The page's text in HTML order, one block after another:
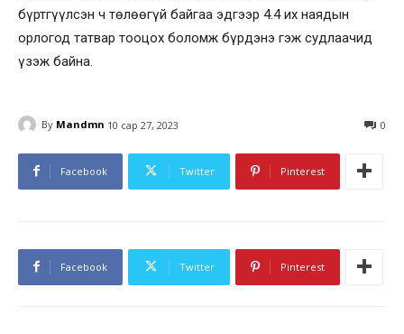
бүртгүүлсэн ч төлөөгүй байгаа эдгээр 4.4 их наядын
орлогод татвар тооцох боломж бүрдэнэ гэж судлаачид
үзэж байна.
By Mandmn 10 сар 27, 2023 0
Facebook Twitter Pinterest
Facebook Twitter Pinterest